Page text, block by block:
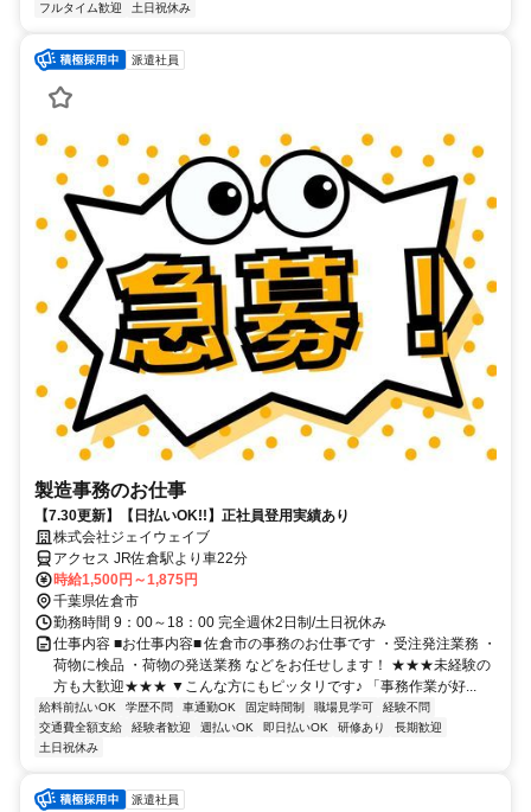
フルタイム歓迎
土日祝休み
派遣社員
製造事務のお仕事
【7.30更新】【日払いOK!!】正社員登用実績あり
株式会社ジェイウェイブ
アクセス JR佐倉駅より車22分
時給1,500円～1,875円
千葉県佐倉市
勤務時間 9：00～18：00 完全週休2日制/土日祝休み
仕事内容 ■お仕事内容■ 佐倉市の事務のお仕事です ・受注発注業務 ・
荷物に検品 ・荷物の発送業務 などをお任せします！ ★★★未経験の
方も大歓迎★★★ ▼こんな方にもピッタリです♪ 「事務作業が好...
給料前払いOK 学歴不問 車通勤OK 固定時間制 職場見学可
経験不問
交通費全額支給
経験者歓迎 週払いOK 即日払いOK 研修あり
長期歓迎
土日祝休み
派遣社員